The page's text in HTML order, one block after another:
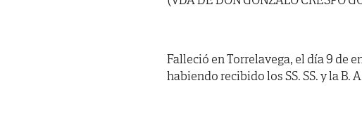
Falleció en Torrelavega, el día 9 de
habiendo recibido los SS. SS. y la B.